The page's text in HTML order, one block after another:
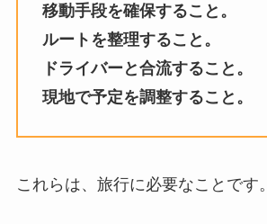
移動手段を確保すること。
ルートを整理すること。
ドライバーと合流すること。
現地で予定を調整すること。
これらは、旅行に必要なことです。